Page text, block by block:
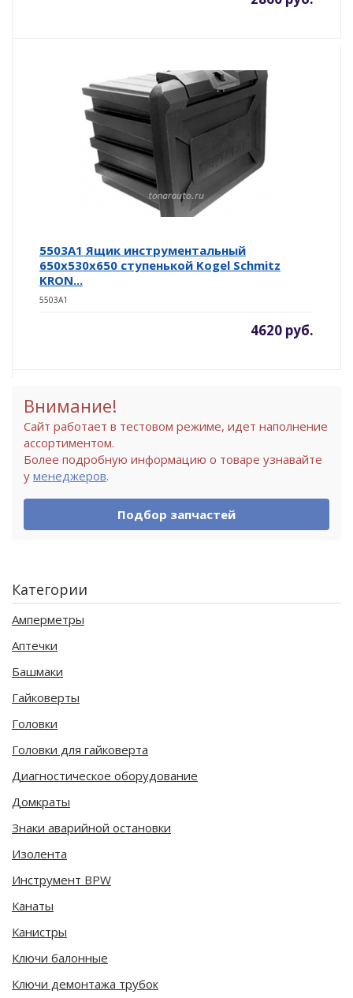
5503A1 Ящик инструментальный
650х530х650 ступенькой Kogel Schmitz
KRON...
5503A1
4620 руб.
Внимание!
Сайт работает в тестовом режиме, идет наполнение
ассортиментом.
Более подробную информацию о товаре узнавайте
у менеджеров.
Подбор запчастей
Категории
Амперметры
Аптечки
Башмаки
Гайковерты
Головки
Головки для гайковерта
Диагностическое оборудование
Домкраты
Знаки аварийной остановки
Изолента
Инструмент BPW
Канаты
Канистры
Ключи балонные
Ключи демонтажа трубок